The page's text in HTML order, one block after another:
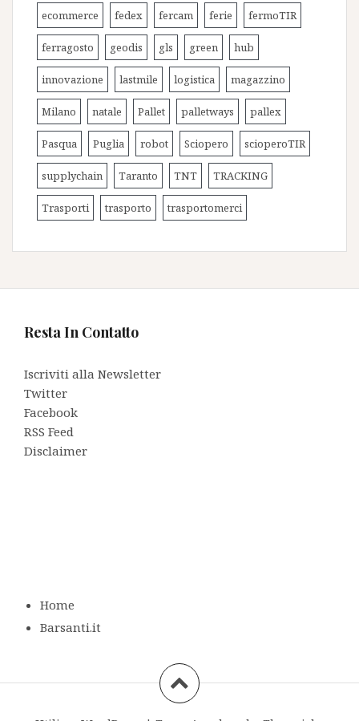
ecommerce fedex fercam ferie fermoTIR
ferragosto geodis gls green hub
innovazione lastmile logistica magazzino
Milano natale Pallet palletways pallex
Pasqua Puglia robot Sciopero scioperoTIR
supplychain Taranto TNT TRACKING
Trasporti trasporto trasportomerci
Resta In Contatto
Iscriviti alla Newsletter
Twitter
Facebook
RSS Feed
Disclaimer
Home
Barsanti.it